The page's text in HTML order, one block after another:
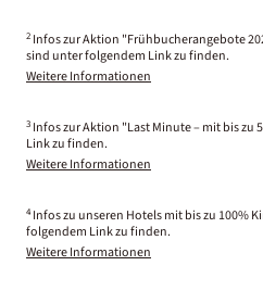
2 Infos zur Aktion "Frühbucherangebote
sind unter folgendem Link zu finden.
Weitere Informationen
3 Infos zur Aktion "Last Minute – mit bis zu
Link zu finden.
Weitere Informationen
4 Infos zu unseren Hotels mit bis zu 100%
folgendem Link zu finden.
Weitere Informationen